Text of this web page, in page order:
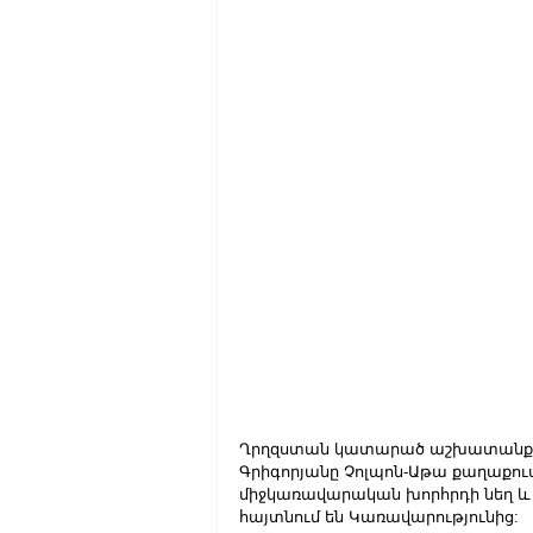
Ղրղզստան կատարած
Գրիգորյանը Չոլպոն-Աթա
միջկառավարական խորհրդի նեղ և
հայտնում են Կառավարությունից: